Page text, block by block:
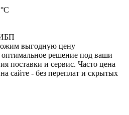
выгодную цену
решение под ваши
поставки и сервис. Часто цена
сайте - без переплат и скрытых